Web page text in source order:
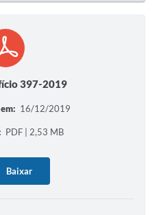
397-2019
16/12/2019
PDF | 2,53 MB
Baixar